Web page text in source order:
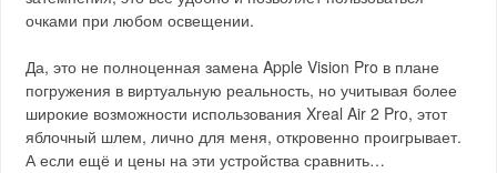
очками при любом освещении.
Да, это не полноценная замена Apple Vision Pro в плане
погружения в виртуальную реальность, но учитывая более
широкие возможности использования Xreal Air 2 Pro, этот
яблочный шлем, лично для меня, откровенно проигрывает.
А если ещё и цены на эти устройства сравнить…